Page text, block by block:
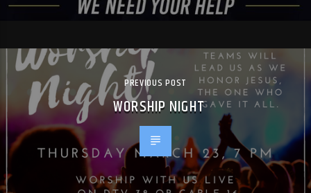
PREVIOUS POST
WORSHIP NIGHT